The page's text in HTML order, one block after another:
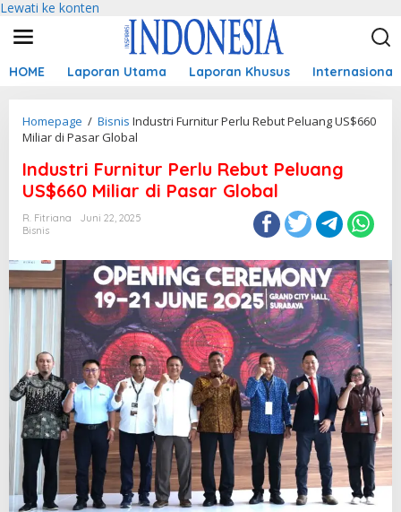
Lewati ke konten
HOME Laporan Utama Laporan Khusus Internasional
Homepage / Bisnis Industri Furnitur Perlu Rebut Peluang US$660
Miliar di Pasar Global
Industri Furnitur Perlu Rebut Peluang
US$660 Miliar di Pasar Global
R. Fitriana
Juni 22, 2025
Bisnis